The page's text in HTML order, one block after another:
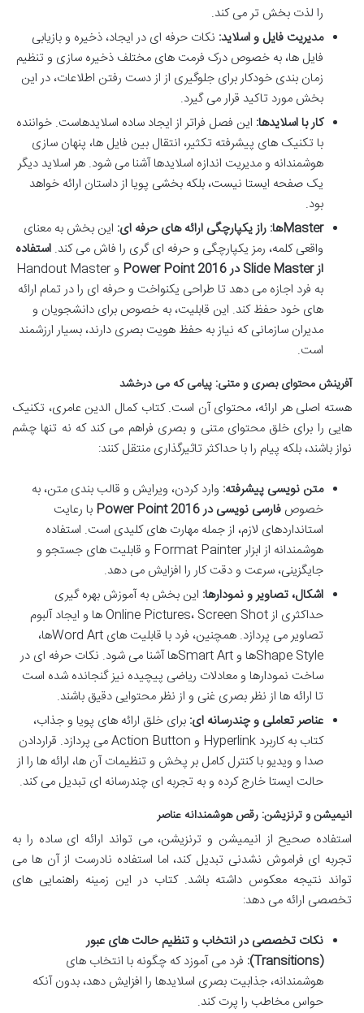
را لذت بخش تر می کند.
مدیریت فایل و اسلاید: نکات حرفه ای در ایجاد، ذخیره و بازیابی
فایل ها، به خصوص درک فرمت های مختلف ذخیره سازی و تنظیم
زمان بندی خودکار برای جلوگیری از از دست رفتن اطلاعات، در این
بخش مورد تاکید قرار می گیرد.
کار با اسلایدها: این فصل فراتر از ایجاد ساده اسلایدهاست. خواننده
با تکنیک های پیشرفته تکثیر، انتقال بین فایل ها، پنهان سازی
هوشمندانه و مدیریت اندازه اسلایدها آشنا می شود. هر اسلاید دیگر
یک صفحه ایستا نیست، بلکه بخشی پویا از داستان ارائه خواهد
بود.
Masterها: راز یکپارچگی ارائه های حرفه ای:
این بخش به معنای
واقعی کلمه، رمز یکپارچگی و حرفه ای گری را فاش می کند. استفاده
از Slide Master در Power Point 2016
و Handout Master
به فرد اجازه می دهد تا طراحی یکنواخت و حرفه ای را در تمام ارائه
های خود حفظ کند. این قابلیت، به خصوص برای دانشجویان و
مدیران سازمانی که نیاز به حفظ هویت بصری دارند، بسیار ارزشمند
است.
آفرینش محتوای بصری و متنی: پیامی که می درخشد
هسته اصلی هر ارائه، محتوای آن است. کتاب کمال الدین عامری، تکنیک
هایی را برای خلق محتوای متنی و بصری فراهم می کند که نه تنها چشم
نواز باشند، بلکه پیام را با حداکثر تاثیرگذاری منتقل کنند:
متن نویسی پیشرفته: وارد کردن، ویرایش و قالب بندی متن، به
خصوص فارسی نویسی در Power Point 2016
با رعایت
استانداردهای لازم، از جمله مهارت های کلیدی است. استفاده
هوشمندانه از ابزارFormat Painter و قابلیت های جستجو و
جایگزینی، سرعت و دقت کار را افزایش می دهد.
اشکال، تصاویر و نمودارها: این بخش به آموزش بهره گیری
حداکثری از Online Pictures،Screen Shot
ها و ایجاد آلبوم
تصاویر می پردازد. همچنین، فرد با قابلیت های Word Artها،
Shape Styleها و Smart Artها آشنا می شود. نکات حرفه ای در
ساخت نمودارها و معادلات ریاضی پیچیده نیز گنجانده شده است
تا ارائه ها از نظر بصری غنی و از نظر محتوایی دقیق باشند.
عناصر تعاملی و چندرسانه ای: برای خلق ارائه های پویا و جذاب،
کتاب به کاربرد Hyperlink و Action Buttonمی پردازد. قراردادن
صدا و ویدیو با کنترل کامل بر پخش و تنظیمات آن ها، ارائه ها را از
حالت ایستا خارج کرده و به تجربه ای چندرسانه ای تبدیل می کند.
انیمیشن و ترنزیشن: رقص هوشمندانه عناصر
استفاده صحیح از انیمیشن و ترنزیشن، می تواند ارائه ای ساده را به
تجربه ای فراموش نشدنی تبدیل کند، اما استفاده نادرست از آن ها می
تواند نتیجه معکوس داشته باشد. کتاب در این زمینه راهنمایی های
تخصصی ارائه می دهد:
نکات تخصصی در انتخاب و تنظیم حالت های عبور
(Transitions):
فرد می آموزد که چگونه با انتخاب های
هوشمندانه، جذابیت بصری اسلایدها را افزایش دهد، بدون آنکه
حواس مخاطب را پرت کند.